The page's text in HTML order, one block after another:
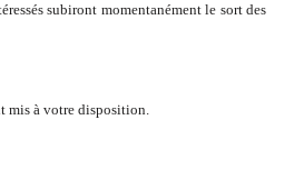
subiront momentanément le sort des
à votre disposition.